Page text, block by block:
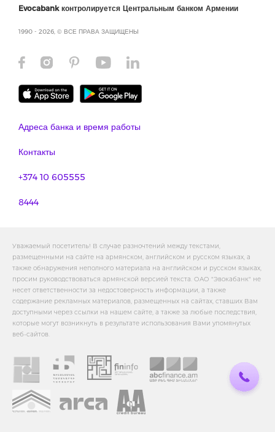
Evocabank контролируется Центральным банком Армении
1990 - 2026, © ВСЕ ПРАВА ЗАЩИЩЕНЫ
Адреса банка и время работы
Контакты
+374 10 605555
8444
Уважаемый посетитель! В случае разночтений между текстами,
размещенными на сайте на армянском, английском и русском языках, а
также обнаружения неполного материала на английском и русском языках,
просим руководствоваться армянской версией текста. ОАО "Эвокабанк" не
несет ответственности за недостоверность информации, а также
содержание рекламных материалов, размещенных на сайтах, ставших Вам
доступными через ссылки на нашем сайте, а также за любые последствия,
которые могут возникнуть в результате использования Вами упомянутых
веб-сайтов.